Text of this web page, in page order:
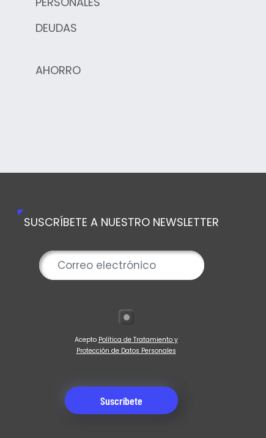
DEUDAS
AHORRO
SUSCRÍBETE A NUESTRO NEWSLETTER
Acepto Política de Tratamiento y
Protección de Datos Personales